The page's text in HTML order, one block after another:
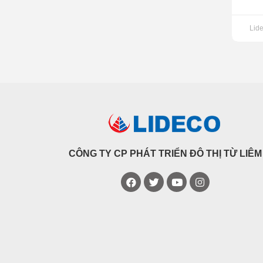
CÔNG TY CP PHÁT TRIỂN ĐÔ THỊ TỪ LIÊM